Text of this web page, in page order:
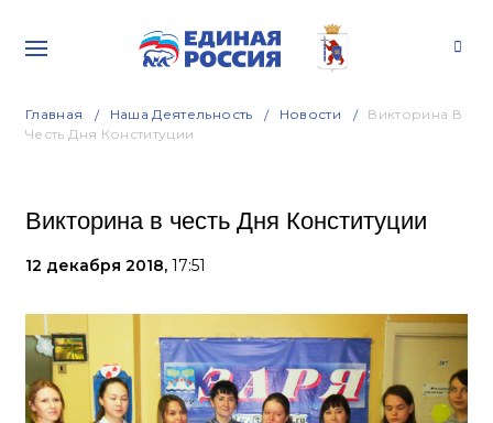
Главная Наша Деятельность Новости
Викторина В
Честь Дня Конституции
Викторина в честь Дня Конституции
12 декабря 2018, 17:51